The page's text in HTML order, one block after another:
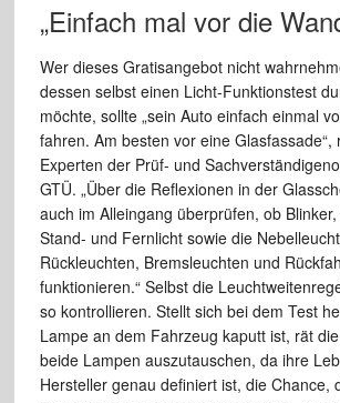
„Einfach mal vor die
Wer dieses Gratisangebot nicht
dessen selbst einen Licht-Funktionstest
möchte, sollte „sein Auto einfach einmal
fahren. Am besten vor eine Glasfassade“,
Experten der Prüf- und
GTÜ. „Über die Reflexionen in der
auch im Alleingang überprüfen, ob
Stand- und Fernlicht sowie die
Rückleuchten, Bremsleuchten und
funktionieren.“ Selbst die
so kontrollieren. Stellt sich bei dem Test
Lampe an dem Fahrzeug kaputt ist, rät
beide Lampen auszutauschen, da ihre
Hersteller genau definiert ist, die Chance,